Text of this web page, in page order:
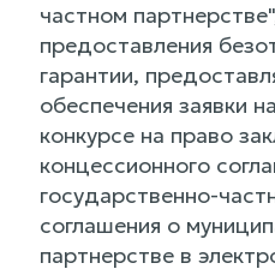
частном
предоставления
гарантии,
обеспечения заявки
конкурсе на право
концессионного
государственно-
соглашения о
партнерстве в